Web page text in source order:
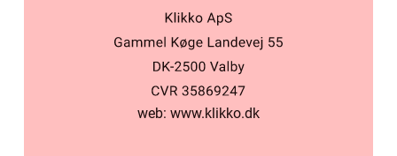
web: www.klikko.dk